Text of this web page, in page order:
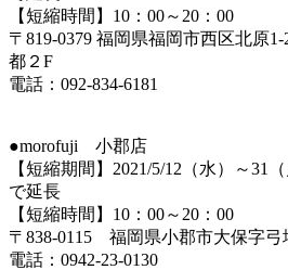
【短縮時間】10：00～20：00
〒819-0379 福岡県福岡市西区北原
都２F
電話：092-834-6181
●morofuji 小郡店
【短縮期間】2021/5/12（水）～31
で延長
【短縮時間】10：00～20：00
〒838-0115 福岡県小郡市大保字弓
電話：0942-23-0130